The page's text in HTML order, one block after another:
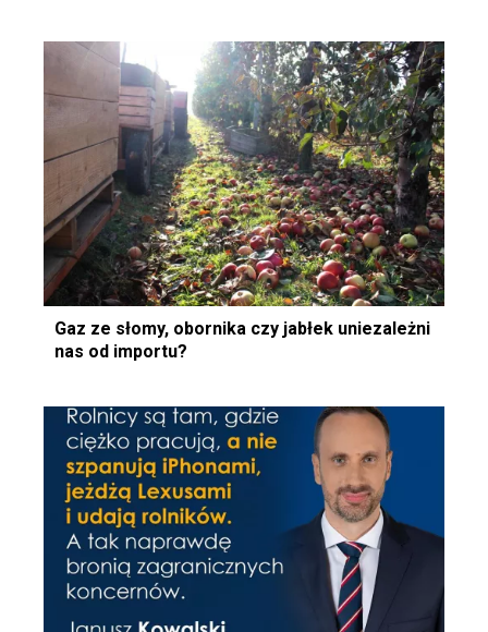
Gaz ze słomy, obornika czy jabłek uniezależni
nas od importu?